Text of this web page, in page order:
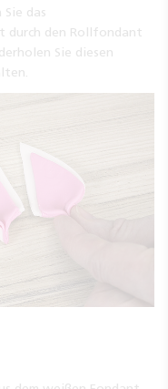
das
durch den Rollfondant
Sie diesen